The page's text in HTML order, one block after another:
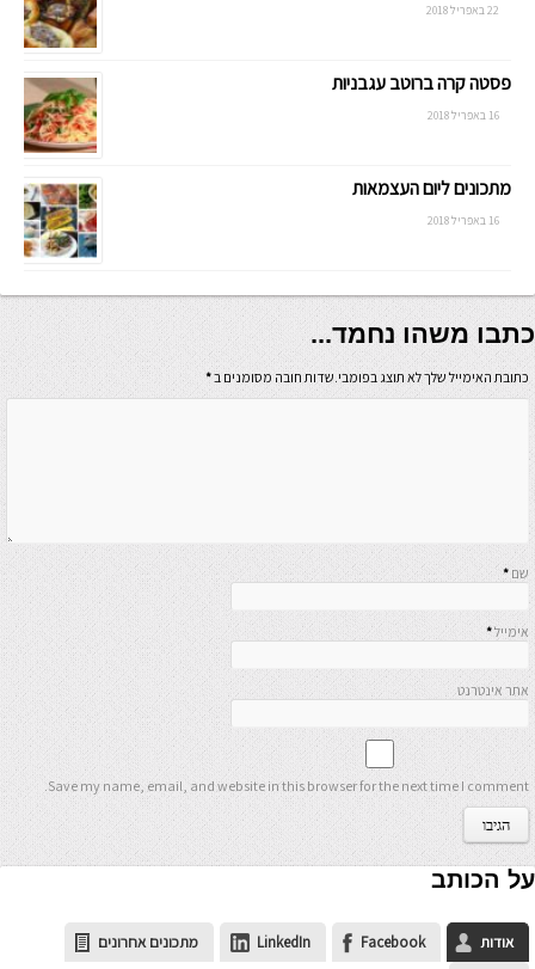
22 באפריל 2018
פסטה קרה ברוטב עגבניות
16 באפריל 2018
מתכונים ליום העצמאות
16 באפריל 2018
כתבו משהו נחמד...
כתובת האימייל שלך לא תוצג בפומבי.שדות חובה מסומנים ב*
שם *
אימייל*
אתר אינטרנט
Save my name, email, and website in this browser for the next time I comment.
על הכותב
אודות Facebook
LinkedIn
מתכונים אחרונים